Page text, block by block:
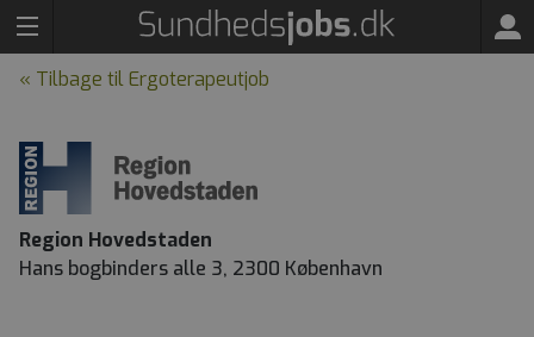
« Tilbage til Ergoterapeutjob
Region Hovedstaden
Hans bogbinders alle 3, 2300 København